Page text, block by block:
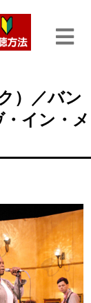
）／バン
イン・メ